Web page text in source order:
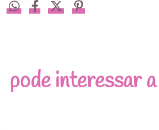
pode interessar